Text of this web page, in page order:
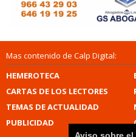
Mas contenido de Calp Digital:
HEMEROTECA
CARTAS DE LOS LECTORES
TEMAS DE ACTUALIDAD
PUBLICIDAD